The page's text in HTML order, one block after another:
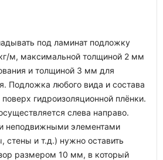
под ламинат подложку
м, максимальной толщиной 2 мм
и толщиной 3 мм для
Подложка любого вида и состава
гидроизоляционной плёнки.
слева направо.
неподвижными элементами
стены и т.д.) нужно оставить
размером 10 мм, в который